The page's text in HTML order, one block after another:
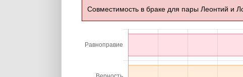
Совместимость в браке для пары Леонтий и